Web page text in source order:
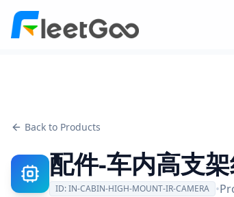
Back to Products
配件-车内高支
ID:IN-CABIN-HIGH-MOUNT-IR-CAMERA •